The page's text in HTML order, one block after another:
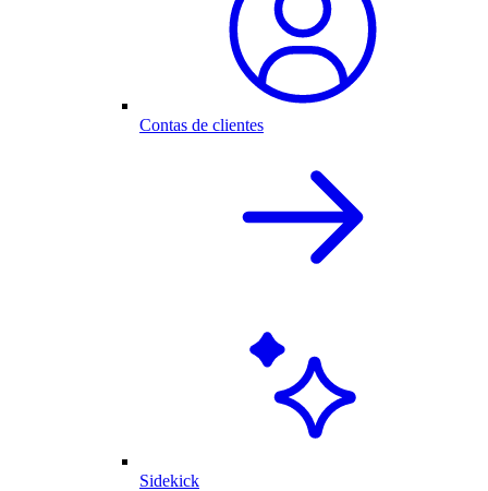
Contas de clientes
Sidekick